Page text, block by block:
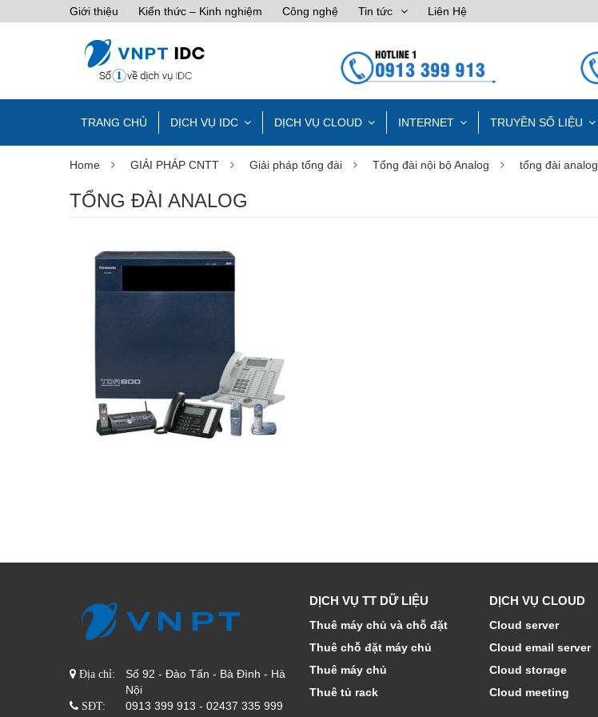
Giới thiệu Kiến thức – Kinh nghiệm Công nghệ Tin tức Liên Hệ
TRANG CHỦ DỊCH VỤ IDC DỊCH VỤ CLOUD INTERNET TRUYỀN SỐ LIỆU
Home GIẢI PHÁP CNTT Giải pháp tổng đài Tổng đài nội bộ Analog tổng đài analog
TỔNG ĐÀI ANALOG
Địa chỉ:
Số 92 - Đào Tấn - Bà Đình - Hà
Nội
SĐT: 0913 399 913 - 02437 335 999
DỊCH VỤ TT DỮ LIỆU
Thuê máy chủ và chỗ đặt
Thuê chỗ đặt máy chủ
Thuê máy chủ
Thuê tủ rack
DỊCH VỤ CLOUD
Cloud server
Cloud email server
Cloud storage
Cloud meeting